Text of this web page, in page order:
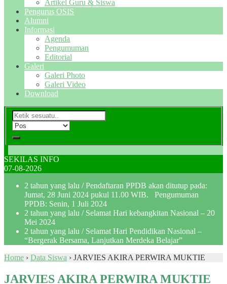
Artikel Guru & Siswa
Pengurus OSIS
Alumni
Informasi
Agenda
Pengumuman
Editorial
Galeri
Galeri Photo
Galeri Video
Download
SEKILAS INFO
07-08-2026
2 tahun yang lalu / Pendaftaran PPDB akan ditutup pada:
Jumat, 28 Juni 2024 pukul 11.00 WIB. Pengumuman
PPDB: Senin, 1 Juli 2024
2 tahun yang lalu / Selamat Hari kebangkitan Nasional – 20
Mei 2024
2 tahun yang lalu / Selamat Hari Pendidikan Nasional –
“Bergerak Bersama, Lanjutkan Merdeka Belajar”
Home › Data Siswa › JARVIES AKIRA PERWIRA MUKTIE
JARVIES AKIRA PERWIRA MUKTIE